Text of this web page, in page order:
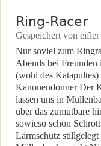
Ring-Racer
Gespeichert von eifler
Nur soviel zum
Abends bei
(wohl des
Kanonendonner Der
lassen uns in
über das zumutbare
sowieso schon
Lärmschutz